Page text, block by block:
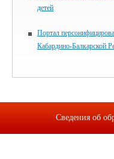
детей
Портал
Кабардино-Балкарской
Сведения об